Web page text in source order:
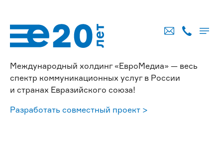
Международный холдинг «ЕвроМедиа» — весь
спектр коммуникационных услуг в России
и странах Евразийского союза!
Разработать совместный проект >